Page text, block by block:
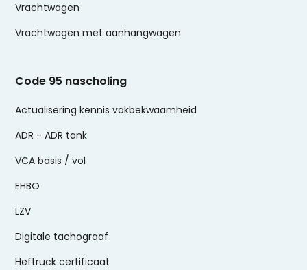
Vrachtwagen
Vrachtwagen met aanhangwagen
Code 95 nascholing
Actualisering kennis vakbekwaamheid
ADR - ADR tank
VCA basis / vol
EHBO
LZV
Digitale tachograaf
Heftruck certificaat